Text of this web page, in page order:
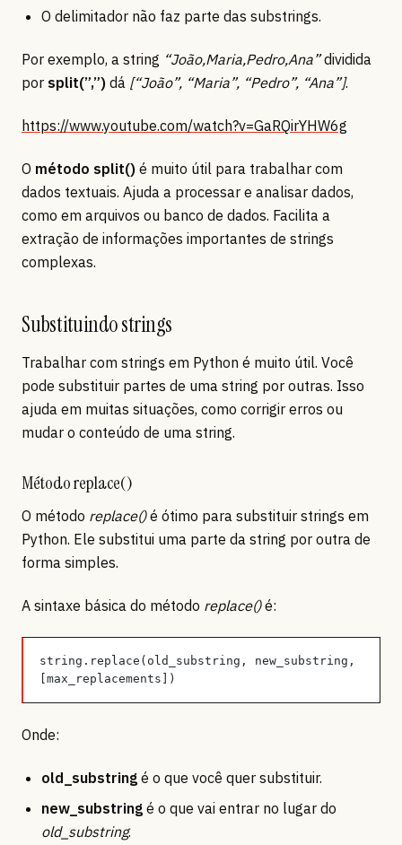
O delimitador não faz parte das substrings.
Por exemplo, a string “João,Maria,Pedro,Ana”dividida
por split(”,”) dá [“João”, “Maria”, “Pedro”, “Ana”].
https://www.youtube.com/watch?v=GaRQirYHW6g
O método split() é muito útil para trabalhar com
dados textuais. Ajuda a processar e analisar dados,
como em arquivos ou banco de dados. Facilita a
extração de informações importantes de strings
complexas.
Substituindo strings
Trabalhar com strings em Python é muito útil. Você
pode substituir partes de uma string por outras. Isso
ajuda em muitas situações, como corrigir erros ou
mudar o conteúdo de uma string.
Método replace()
O método replace()é ótimo para substituir strings em
Python. Ele substitui uma parte da string por outra de
forma simples.
A sintaxe básica do método replace()é:
string.replace(old_substring, new_substring,
[max_replacements])
Onde:
old_substring é o que você quer substituir.
new_substring é o que vai entrar no lugar do
old_substring.